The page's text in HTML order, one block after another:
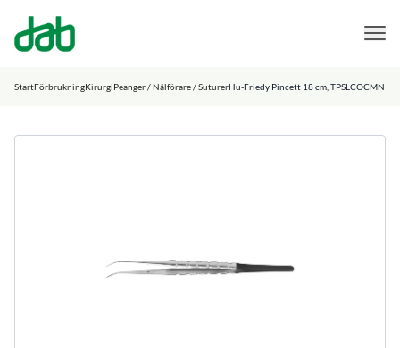
DAB Dental
StartFörbrukningKirurgiPeanger / Nålförare / SuturerHu-Friedy Pincett 18 cm, TPSLCOCMN